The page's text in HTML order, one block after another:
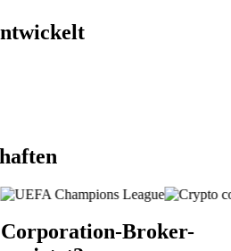
Broker-